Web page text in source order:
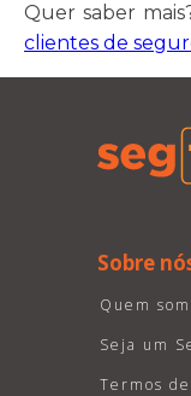
Quer saber
clientes de
Sobre
Quem
Seja um
Termos